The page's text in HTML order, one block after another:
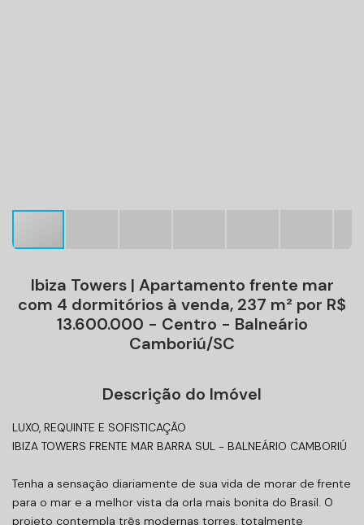
Ibiza Towers | Apartamento frente mar
com 4 dormitórios à venda, 237 m² por R$
13.600.000 - Centro - Balneário
Camboriú/SC
Descrição do Imóvel
LUXO, REQUINTE E SOFISTICAÇÃO
IBIZA TOWERS FRENTE MAR BARRA SUL - BALNEÁRIO CAMBORIÚ
Tenha a sensação diariamente de sua vida de morar de frente
para o mar e a melhor vista da orla mais bonita do Brasil. O
projeto contempla três modernas torres, totalmente